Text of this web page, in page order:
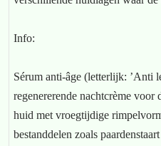
Info:
Sérum anti-âge (letterlijk: ’Anti
regenererende nachtcrème
huid met vroegtijdige
bestanddelen zoals